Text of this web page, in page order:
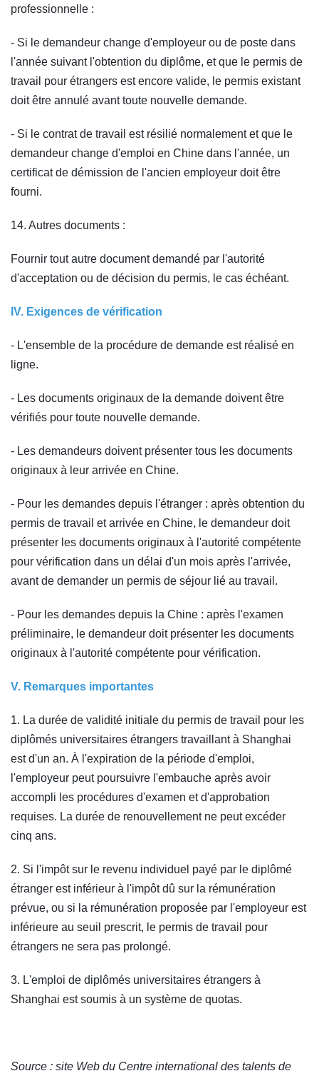
professionnelle :
- Si le demandeur change d'employeur ou de poste dans
l'année suivant l'obtention du diplôme, et que le permis de
travail pour étrangers est encore valide, le permis existant
doit être annulé avant toute nouvelle demande.
- Si le contrat de travail est résilié normalement et que le
demandeur change d'emploi en Chine dans l'année, un
certificat de démission de l'ancien employeur doit être
fourni.
14. Autres documents :
Fournir tout autre document demandé par l'autorité
d'acceptation ou de décision du permis, le cas échéant.
IV. Exigences de vérification
- L'ensemble de la procédure de demande est réalisé en
ligne.
- Les documents originaux de la demande doivent être
vérifiés pour toute nouvelle demande.
- Les demandeurs doivent présenter tous les documents
originaux à leur arrivée en Chine.
- Pour les demandes depuis l'étranger : après obtention du
permis de travail et arrivée en Chine, le demandeur doit
présenter les documents originaux à l'autorité compétente
pour vérification dans un délai d'un mois après l'arrivée,
avant de demander un permis de séjour lié au travail.
- Pour les demandes depuis la Chine : après l'examen
préliminaire, le demandeur doit présenter les documents
originaux à l'autorité compétente pour vérification.
V. Remarques importantes
1. La durée de validité initiale du permis de travail pour les
diplômés universitaires étrangers travaillant à Shanghai
est d'un an. À l'expiration de la période d'emploi,
l'employeur peut poursuivre l'embauche après avoir
accompli les procédures d'examen et d'approbation
requises. La durée de renouvellement ne peut excéder
cinq ans.
2. Si l'impôt sur le revenu individuel payé par le diplômé
étranger est inférieur à l'impôt dû sur la rémunération
prévue, ou si la rémunération proposée par l'employeur est
inférieure au seuil prescrit, le permis de travail pour
étrangers ne sera pas prolongé.
3. L'emploi de diplômés universitaires étrangers à
Shanghai est soumis à un système de quotas.
Source : site Web du Centre international des talents de